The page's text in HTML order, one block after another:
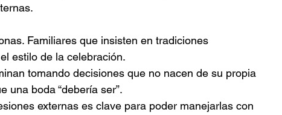
Familiares que insisten en tradiciones
estilo de la celebración.
tomando decisiones que no nacen de su propia
una boda “debería ser”.
externas es clave para poder manejarlas con